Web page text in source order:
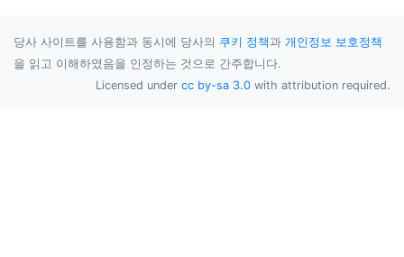
당사 사이트를 사용함과 동시에 당사의 쿠키 정책과 개인정보 보호정책
을 읽고 이해하였음을 인정하는 것으로 간주합니다.
Licensed under cc by-sa 3.0 with attribution required.